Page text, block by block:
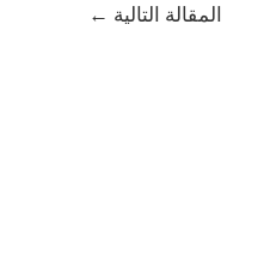
المقالة التالية ←